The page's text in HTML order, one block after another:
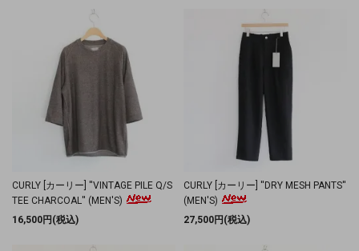
CURLY [カーリー] ''VINTAGE PILE Q/S
TEE CHARCOAL'' (MEN'S)
16,500円(税込)
CURLY [カーリー] ''DRY MESH PANTS''
(MEN'S)
27,500円(税込)